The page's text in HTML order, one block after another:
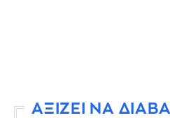
ΑΞΙΖΕΙ ΝΑ